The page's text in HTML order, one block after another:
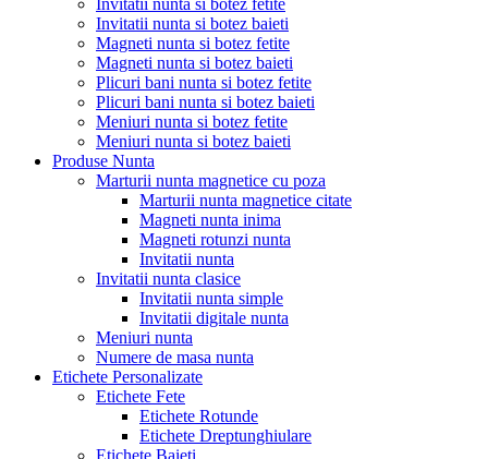
Invitatii nunta si botez baieti
Magneti nunta si botez fetite
Magneti nunta si botez baieti
Plicuri bani nunta si botez fetite
Plicuri bani nunta si botez baieti
Meniuri nunta si botez fetite
Meniuri nunta si botez baieti
Produse Nunta
Marturii nunta magnetice cu poza
Marturii nunta magnetice citate
Magneti nunta inima
Magneti rotunzi nunta
Invitatii nunta
Invitatii nunta clasice
Invitatii nunta simple
Invitatii digitale nunta
Meniuri nunta
Numere de masa nunta
Etichete Personalizate
Etichete Fete
Etichete Rotunde
Etichete Dreptunghiulare
Etichete Baieti